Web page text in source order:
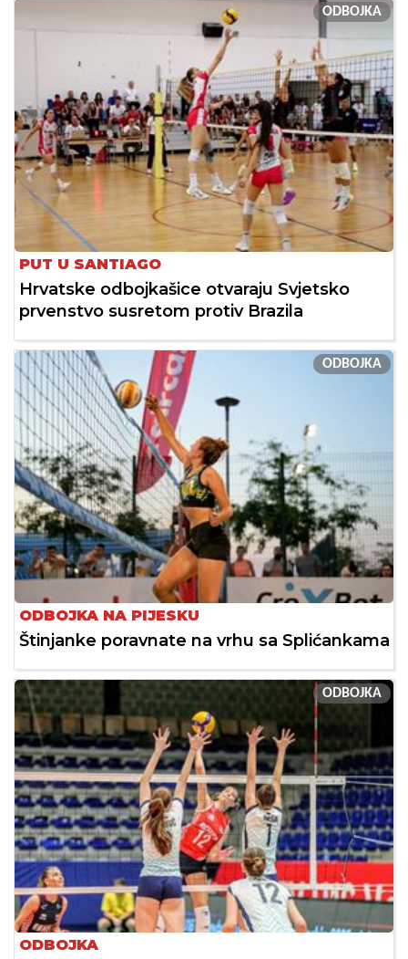
ODBOJKA
PUT U SANTIAGO
Hrvatske odbojkašice otvaraju Svjetsko
prvenstvo susretom protiv Brazila
ODBOJKA
ODBOJKA NA PIJESKU
Štinjanke poravnate na vrhu sa Splićankama
ODBOJKA
ODBOJKA